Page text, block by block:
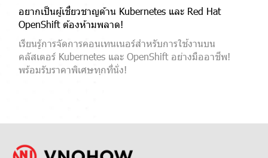
อยากเป็นผู้เชี่ยวชาญด้าน Kubernetes และ Red Hat
OpenShift ต้องห้ามพลาด!
เรียนรู้การจัดการคอนเทนเนอร์สำหรับการใช้งานบน
คลัสเตอร์ Kubernetes และ OpenShift อย่างมืออาชีพ!
พร้อมรับราคาพิเศษทุกที่นั่ง!